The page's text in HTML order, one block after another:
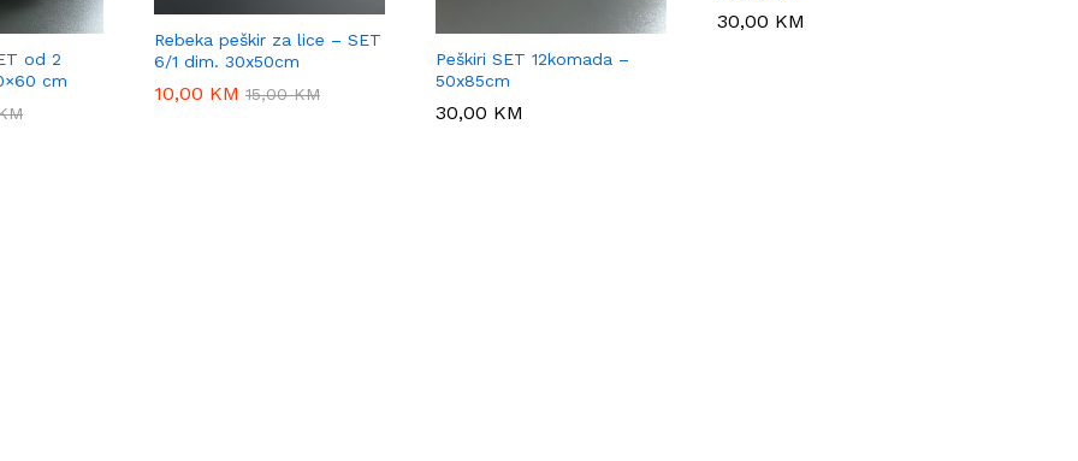
od 2
cm
Rebeka peškir za lice – SET
6/1 dim. 30x50cm
10,00 KM 15,00KM
10,00 KM 15,00KM
Peškiri SET 12komada –
50x85cm
30,00 KM
30,00 KM
30,00 KM
30,00 KM